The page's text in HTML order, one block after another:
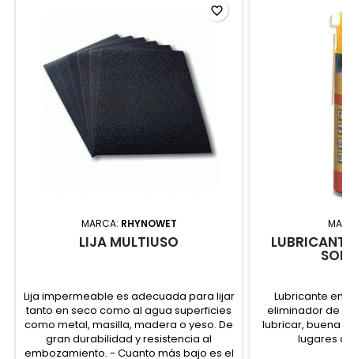
MARCA: RHYNOWET
LIJA MULTIUSO
Lija impermeable es adecuada para lijar
tanto en seco como al agua superficies
como metal, masilla, madera o yeso. De
gran durabilidad y resistencia al
embozamiento. - Cuanto más bajo es el
favorite_border
Lubricante en
eliminador de
lubricar, buena
lugares